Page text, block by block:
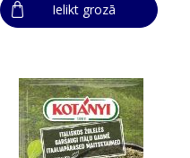
Ielikt grozā